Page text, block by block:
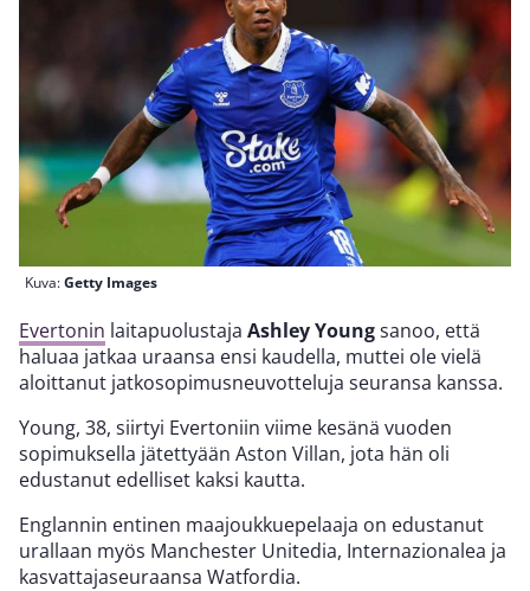
Kuva:Getty Images
Evertonin laitapuolustaja Ashley Youngsanoo, että
haluaa jatkaa uraansa ensi kaudella, muttei ole vielä
aloittanut jatkosopimusneuvotteluja seuransa kanssa.
Young, 38, siirtyi Evertoniin viime kesänä vuoden
sopimuksella jätettyään Aston Villan, jota hän oli
edustanut edelliset kaksi kautta.
Englannin entinen maajoukkuepelaaja on edustanut
urallaan myös Manchester Unitedia, Internazionalea ja
kasvattajaseuraansa Watfordia.